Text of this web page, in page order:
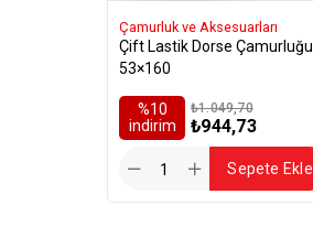
Çamurluk ve Aksesuarları
Çift Lastik Dorse Çamurluğu
53×160
%10
i̇ndirim
₺944,73
₺1.049,70
Sepete Ekle